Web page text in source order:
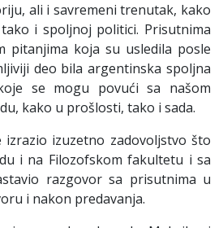
ali i savremeni trenutak, kako
i spoljnoj politici. Prisutnima
pitanjima koja su usledila posle
deo bila argentinska spoljna
se mogu povući sa našom
kako u prošlosti, tako i sada.
izuzetno zadovoljstvo što
i na Filozofskom fakultetu i sa
razgovor sa prisutnima u
i nakon predavanja.